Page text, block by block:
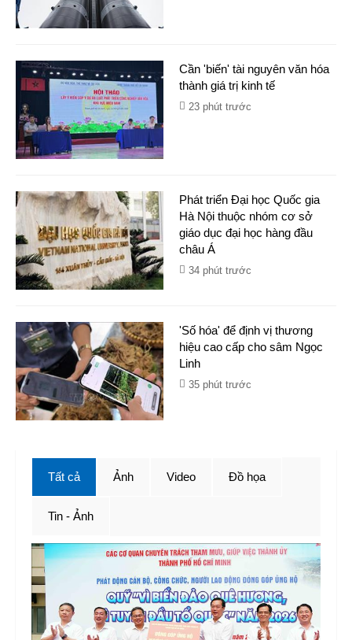
Cần 'biến' tài nguyên văn hóa
thành giá trị kinh tế
23 phút trước
Phát triển Đại học Quốc gia
Hà Nội thuộc nhóm cơ sở
giáo dục đại học hàng đầu
châu Á​
34 phút trước
'Số hóa' để định vị thương
hiệu cao cấp cho sâm Ngọc
Linh
35 phút trước
Tất cả Ảnh Video Đồ họa
Tin - Ảnh